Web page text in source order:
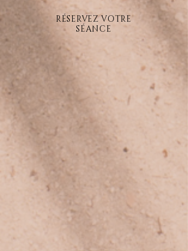
RÉSERVEZ VOTRE
SÉANCE